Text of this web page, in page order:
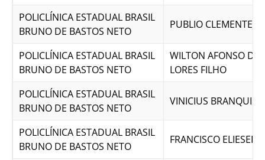
POLICLÍNICA ESTADUAL BRASIL
BRUNO DE BASTOS NETO
PUBLIO CLEMENTE
POLICLÍNICA ESTADUAL BRASIL
BRUNO DE BASTOS NETO
WILTON AFONSO DA
LORES FILHO
POLICLÍNICA ESTADUAL BRASIL
BRUNO DE BASTOS NETO
VINICIUS
POLICLÍNICA ESTADUAL BRASIL
BRUNO DE BASTOS NETO
FRANCISCO ELIESER